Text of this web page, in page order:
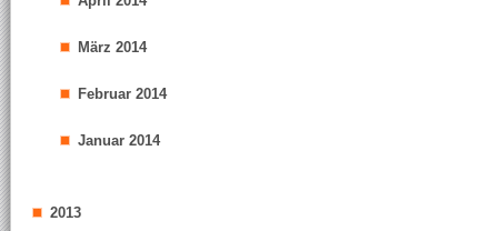
März 2014
Februar 2014
Januar 2014
2013